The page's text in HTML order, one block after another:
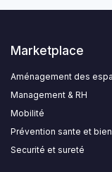
Marketplace
Aménagement des
Management & RH
Mobilité
Prévention sante et
Securité et sureté